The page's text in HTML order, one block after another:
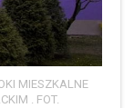
MIESZKALNE
. FOT.